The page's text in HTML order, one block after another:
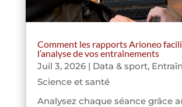
Comment les rapports Arioneo
l’analyse de vos entraînements
Juil 3, 2026| Data & sport,
Science et santé
Analysez chaque séance grâce